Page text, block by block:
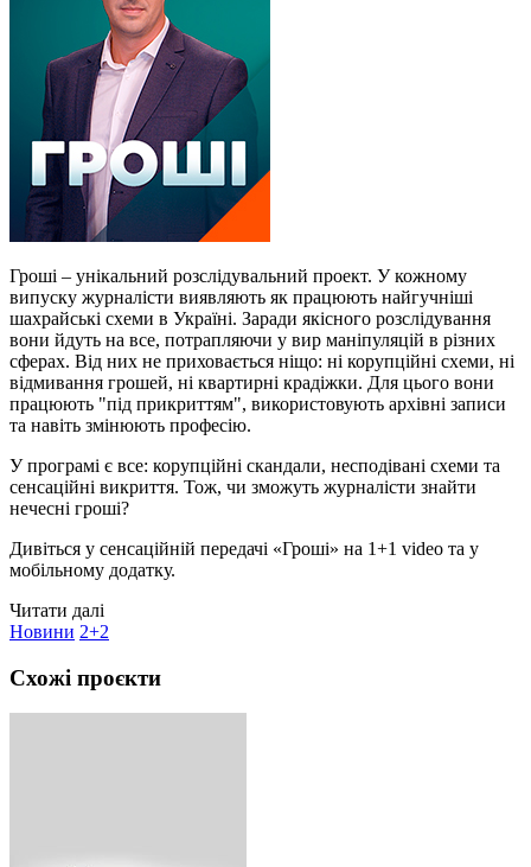
Гроші – унікальний розслідувальний проект. У кожному
випуску журналісти виявляють як працюють найгучніші
шахрайські схеми в Україні. Заради якісного розслідування
вони йдуть на все, потрапляючи у вир маніпуляцій в різних
сферах. Від них не приховається ніщо: ні корупційні схеми, ні
відмивання грошей, ні квартирні крадіжки. Для цього вони
працюють "під прикриттям", використовують архівні записи
та навіть змінюють професію.
У програмі є все: корупційні скандали, несподівані схеми та
сенсаційні викриття. Тож, чи зможуть журналісти знайти
нечесні гроші?
Дивіться у сенсаційній передачі «Гроші» на 1+1 video та у
мобільному додатку.
Читати далі
Новини 2+2
Схожі проєкти